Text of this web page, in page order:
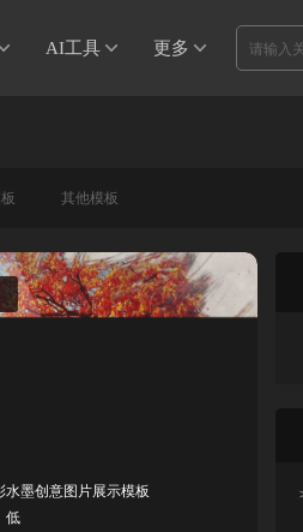
AI工具 更多
其他模板
水墨创意图片展示模板
低